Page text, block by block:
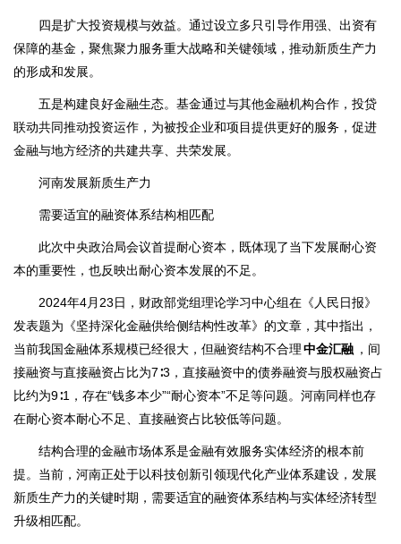
四是扩大投资规模与效益。通过设立多只引导作用强、出资有
保障的基金，聚焦聚力服务重大战略和关键领域，推动新质生产力
的形成和发展。
五是构建良好金融生态。基金通过与其他金融机构合作，投贷
联动共同推动投资运作，为被投企业和项目提供更好的服务，促进
金融与地方经济的共建共享、共荣发展。
河南发展新质生产力
需要适宜的融资体系结构相匹配
此次中央政治局会议首提耐心资本，既体现了当下发展耐心资
本的重要性，也反映出耐心资本发展的不足。
2024年4月23日，财政部党组理论学习中心组在《人民日报》
发表题为《坚持深化金融供给侧结构性改革》的文章，其中指出，
当前我国金融体系规模已经很大，但融资结构不合理中金汇融 ，间
接融资与直接融资占比为7∶3，直接融资中的债券融资与股权融资占
比约为9∶1，存在“钱多本少”“耐心资本”不足等问题。河南同样也存
在耐心资本耐心不足、直接融资占比较低等问题。
结构合理的金融市场体系是金融有效服务实体经济的根本前
提。当前，河南正处于以科技创新引领现代化产业体系建设，发展
新质生产力的关键时期，需要适宜的融资体系结构与实体经济转型
升级相匹配。